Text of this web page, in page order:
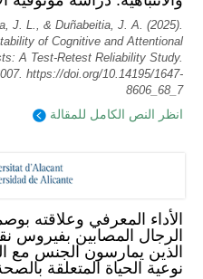
J. L., & Duñabeitia, J. A. (2025).
of Cognitive and Attentional
A Test-Retest Reliability Study.
https://doi.org/10.14195/1647-
8606_68_7
انظر النص الكامل للمقالة
الأداء المعرفي وعلاقته
الرجال المصابين بفيروس
الذين يمارسون الجنس مع
نوعية الحياة المتعلقة